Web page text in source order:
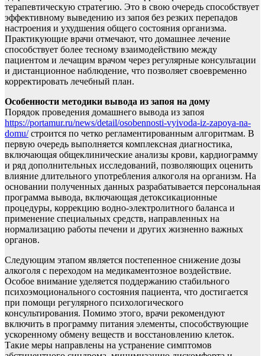
терапевтическую стратегию. Это в свою очередь способствует
эффективному выведению из запоя без резких перепадов
настроения и ухудшения общего состояния организма.
Практикующие врачи отмечают, что домашнее лечение
способствует более тесному взаимодействию между
пациентом и лечащим врачом через регулярные консультации
и дистанционное наблюдение, что позволяет своевременно
корректировать лечебный план.
Особенности методики вывода из запоя на дому
Порядок проведения домашнего вывода из запоя
https://portamur.ru/news/detail/osobennosti-vyivoda-iz-zapoya-na-
domu/строится по четко регламентированным алгоритмам. В
первую очередь выполняется комплексная диагностика,
включающая общеклинические анализы крови, кардиограмму
и ряд дополнительных исследований, позволяющих оценить
влияние длительного употребления алкоголя на организм. На
основании полученных данных разрабатывается персональная
программа вывода, включающая детоксикационные
процедуры, коррекцию водно-электролитного баланса и
применение специальных средств, направленных на
нормализацию работы печени и других жизненно важных
органов.
Следующим этапом является постепенное снижение дозы
алкоголя с переходом на медикаментозное воздействие.
Особое внимание уделяется поддержанию стабильного
психоэмоционального состояния пациента, что достигается
при помощи регулярного психологического
консультирования. Помимо этого, врачи рекомендуют
включить в программу питания элементы, способствующие
ускоренному обмену веществ и восстановлению клеток.
Такие меры направлены на устранение симптомов